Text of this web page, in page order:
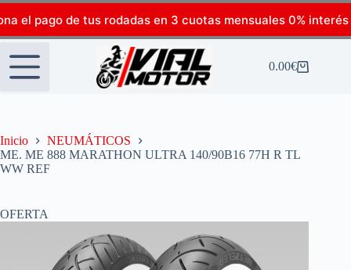
el pago de tus rodadas en 3 cuotas mensuales 0% interés
0.00€
Inicio
NEUMÁTICOS
ME. ME 888 MARATHON ULTRA 140/90B16 77H R TL
WW REF
OFERTA